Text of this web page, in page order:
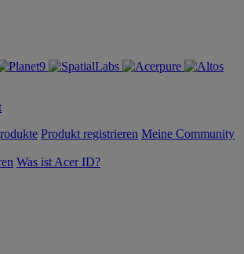
Produkt registrieren Meine Community
Was ist Acer ID?